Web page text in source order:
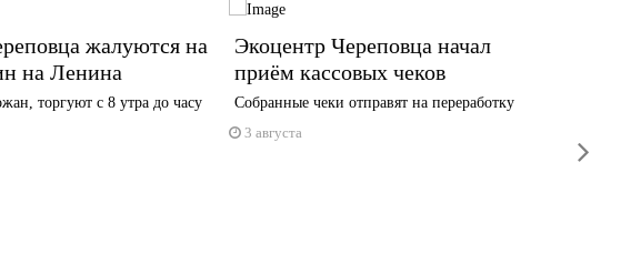
жалуются на
на Ленина
торгуют с 8 утра до часу
Экоцентр Череповца начал
приём кассовых чеков
Собранные чеки отправят на переработку
3 августа
3